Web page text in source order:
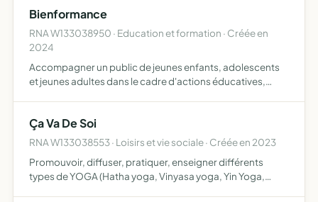
des t…
Bienformance
RNA W133038950 · Education et formation · Créée en
2024
Accompagner un public de jeunes enfants, adolescents
et jeunes adultes dans le cadre d'actions éducatives,
de p…
Ça Va De Soi
RNA W133038553 · Loisirs et vie sociale · Créée en 2023
Promouvoir, diffuser, pratiquer, enseigner différents
types de YOGA (Hatha yoga, Vinyasa yoga, Yin Yoga,